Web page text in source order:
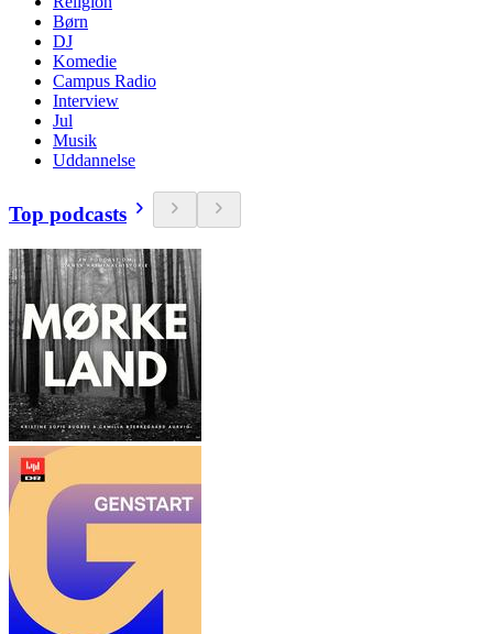
Børn
DJ
Komedie
Campus Radio
Interview
Jul
Musik
Uddannelse
Top podcasts